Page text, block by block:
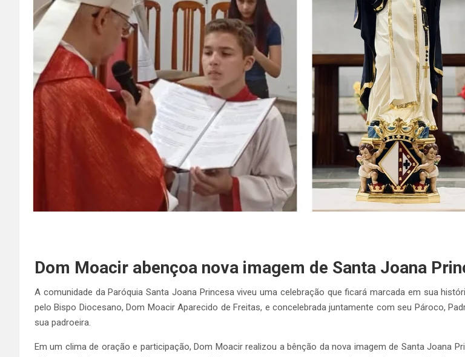
Dom Moacir abençoa nova imagem de Santa Joana
A comunidade da Paróquia Santa Joana Princesa viveu uma celebração que ficará marcada em sua
pelo Bispo Diocesano, Dom Moacir Aparecido de Freitas, e concelebrada juntamente com seu Pároco,
sua padroeira.
Em um clima de oração e participação, Dom Moacir realizou a bênção da nova imagem de Santa Joana